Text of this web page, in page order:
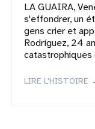
LA GUAIRA,
s'effondrer, un
gens crier et
Rodríguez, 24
LIRE L'HISTOIRE